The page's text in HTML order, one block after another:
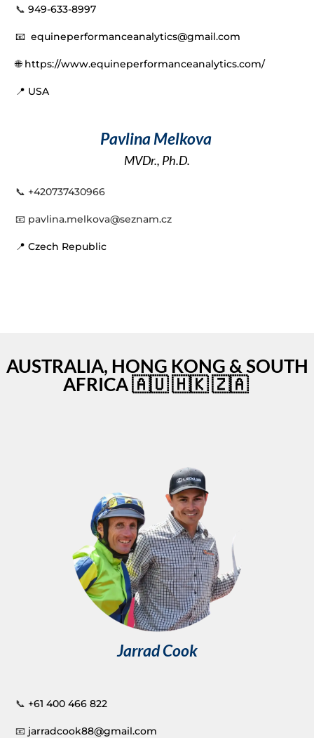
📞949-633-8997
📧equineperformanceanalytics@gmail.com
🌐 https://www.equineperformanceanalytics.com/
📍 USA
Pavlina Melkova
MVDr., Ph.D.
📞 +420737430966
📧 pavlina.melkova@seznam.cz
📍 Czech Republic
AUSTRALIA, HONG KONG & SOUTH
AFRICA 🇦🇺 🇭🇰 🇿🇦
Jarrad Cook
📞 +61 400 466 822
📧 jarradcook88@gmail.com